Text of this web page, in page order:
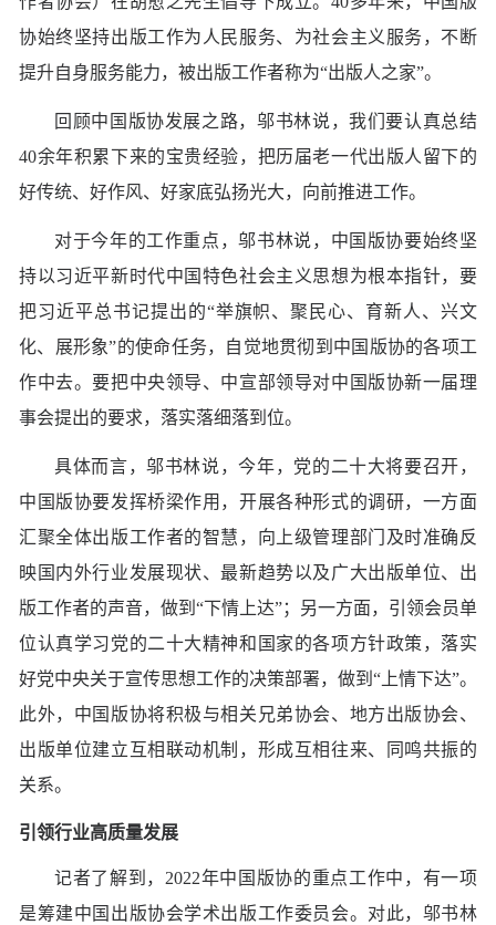
协始终坚持出版工作为人民服务、为社会主义服务，不断
提升自身服务能力，被出版工作者称为“出版人之家”。
回顾中国版协发展之路，邬书林说，我们要认真总结
40余年积累下来的宝贵经验，把历届老一代出版人留下的
好传统、好作风、好家底弘扬光大，向前推进工作。
对于今年的工作重点，邬书林说，中国版协要始终坚
持以习近平新时代中国特色社会主义思想为根本指针，要
把习近平总书记提出的“举旗帜、聚民心、育新人、兴文
化、展形象”的使命任务，自觉地贯彻到中国版协的各项工
作中去。要把中央领导、中宣部领导对中国版协新一届理
事会提出的要求，落实落细落到位。
具体而言，邬书林说，今年，党的二十大将要召开，
中国版协要发挥桥梁作用，开展各种形式的调研，一方面
汇聚全体出版工作者的智慧，向上级管理部门及时准确反
映国内外行业发展现状、最新趋势以及广大出版单位、出
版工作者的声音，做到“下情上达”；另一方面，引领会员单
位认真学习党的二十大精神和国家的各项方针政策，落实
好党中央关于宣传思想工作的决策部署，做到“上情下达”。
此外，中国版协将积极与相关兄弟协会、地方出版协会、
出版单位建立互相联动机制，形成互相往来、同鸣共振的
关系。
引领行业高质量发展
记者了解到，2022年中国版协的重点工作中，有一项
是筹建中国出版协会学术出版工作委员会。对此，邬书林